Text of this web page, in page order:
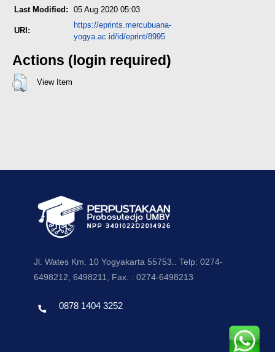
Last Modified: 05 Aug 2020 05:03
URI:
https://eprints.mercubuana-
yogya.ac.id/id/eprint/8995
Actions (login required)
View Item
Jl. Wates Km. 10 Yogyakarta 55753.. Telp: 0274-
6498212, 6498211, Fax. : 0274-6498213
0878 1404 3252